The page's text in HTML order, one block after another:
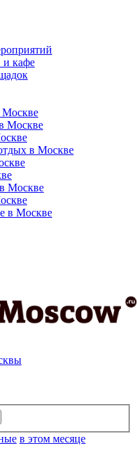
и кафе
Москве
Москве
в Москве
Москве
в Москве
в этом месяце